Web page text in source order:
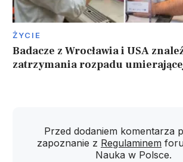
ŻYCIE
Badacze z Wrocławia i USA
zatrzymania rozpadu
Przed dodaniem komentarza
zapoznanie z Regulaminem
Nauka w Polsce.